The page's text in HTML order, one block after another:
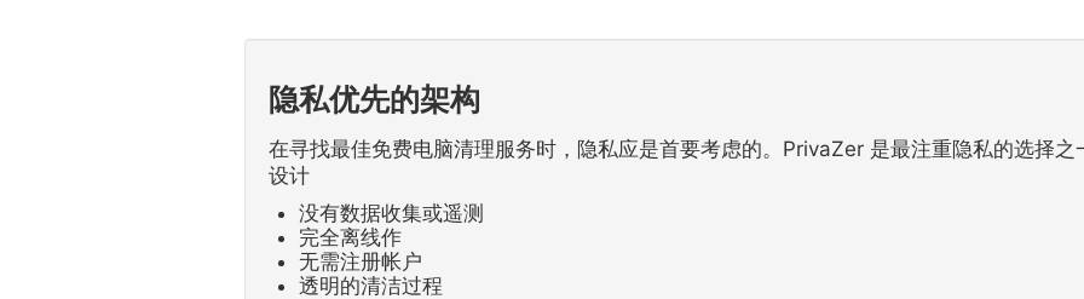
隐私优先的架构
在寻找最佳免费电脑清理服务时，隐私应是首要考虑的。PrivaZer 是最注重隐私的选择
设计
没有数据收集或遥测
完全离线作
无需注册帐户
透明的清洁过程